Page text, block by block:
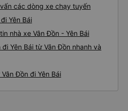
các dòng xe chạy tuyến
Yên Bái
nhà xe Vân Đồn - Yên Bái
Yên Bái từ Vân Đồn nhanh và
Đồn đi Yên Bái